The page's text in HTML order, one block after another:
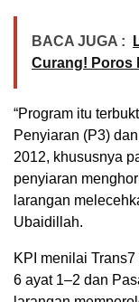
BACA JUGA :
Curang! Poros
“Program itu
Penyiaran (P3)
2012, khususnya
penyiaran
larangan
Ubaidillah.
KPI menilai
6 ayat 1–2 dan